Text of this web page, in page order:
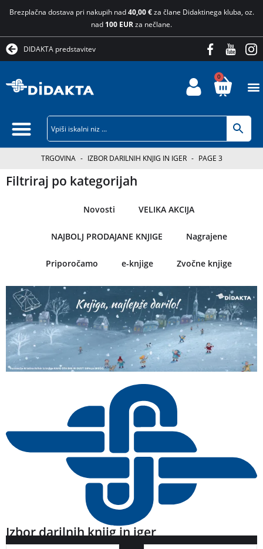
Brezplačna dostava pri nakupih nad40,00 €za člane Didaktinega kluba, oz.
nad 100 EURza nečlane.
DIDAKTA predstavitev
0
TRGOVINA - IZBOR DARILNIH KNJIG IN IGER - PAGE 3
Filtriraj po kategorijah
Novosti VELIKA AKCIJA
NAJBOLJ PRODAJANE KNJIGE Nagrajene
Priporočamo e-knjige Zvočne knjige
Izbor darilnih knjig in iger